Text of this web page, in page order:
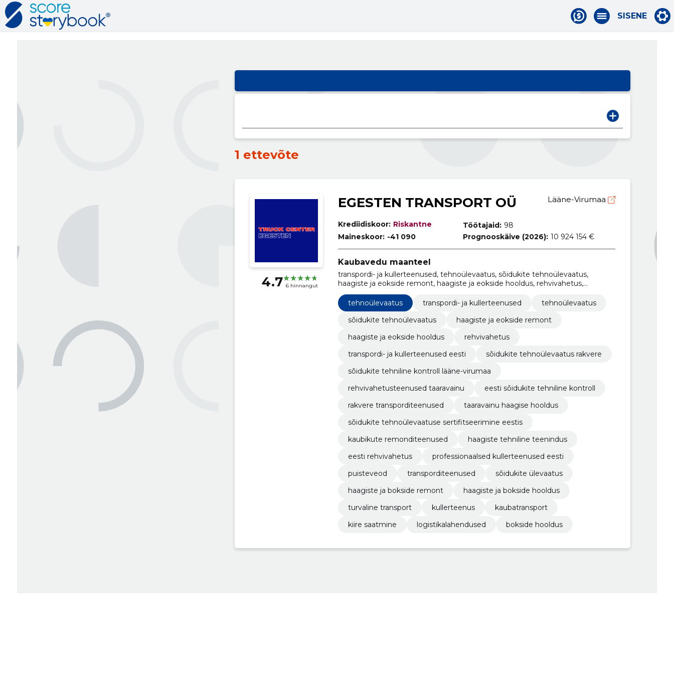
SISENE
1 ettevõte
4.7 6 hinnangut
EGESTEN TRANSPORT OÜ Lääne-Virumaa
Krediidiskoor: Riskantne
Maineskoor: -41 090
Töötajaid: 98
Prognooskäive (2026): 10 924 154 €
Kaubavedu maanteel
transpordi- ja kullerteenused, tehnoülevaatus, sõidukite tehnoülevaatus,
haagiste ja eokside remont, haagiste ja eokside hooldus, rehvivahetus,
transpordi- ja kullerteenused Eesti, sõidukite tehnoülevaatus Rakvere, sõidukite
tehniline kontroll Lääne-Virumaa, rehvivahetusteenused Taaravainu
tehnoülevaatus transpordi- ja kullerteenused
tehnoülevaatus
sõidukite tehnoülevaatus
haagiste ja eokside remont
haagiste ja eokside hooldus
rehvivahetus
transpordi- ja kullerteenused eesti
sõidukite tehnoülevaatus rakvere
sõidukite tehniline kontroll lääne-virumaa
rehvivahetusteenused taaravainu
eesti sõidukite tehniline kontroll
rakvere transporditeenused
taaravainu haagise hooldus
sõidukite tehnoülevaatuse sertifitseerimine eestis
kaubikute remonditeenused
haagiste tehniline teenindus
eesti rehvivahetus
professionaalsed kullerteenused eesti
puisteveod
transporditeenused
sõidukite ülevaatus
haagiste ja bokside remont
haagiste ja bokside hooldus
turvaline transport
kullerteenus
kaubatransport
kiire saatmine
logistikalahendused bokside hooldus